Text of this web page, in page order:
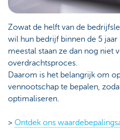
Zowat de helft van de
wil hun bedrijf binnen de 5 jaar
meestal staan ze dan nog niet
overdrachtsproces.
Daarom is het belangrijk om
vennootschap te bepalen,
optimaliseren.
> Ontdek ons